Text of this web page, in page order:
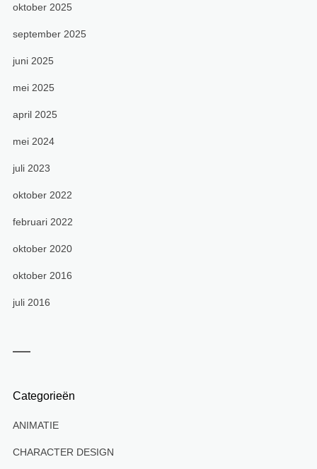
oktober 2025
september 2025
juni 2025
mei 2025
april 2025
mei 2024
juli 2023
oktober 2022
februari 2022
oktober 2020
oktober 2016
juli 2016
Categorieën
ANIMATIE
CHARACTER DESIGN